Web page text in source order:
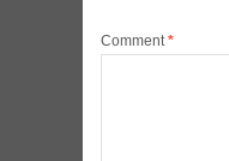
Comment*